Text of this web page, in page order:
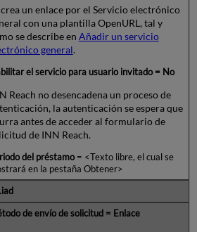
crea un enlace por el Servicio electrónico
con una plantilla OpenURL, tal y
se describe en Añadir un servicio
general.
el servicio para usuario invitado = No
Reach no desencadena un proceso de
la autenticación se espera que
antes de acceder al formulario de
de INN Reach.
del préstamo= <Texto libre, el cual se
en la pestaña Obtener>
de envío de solicitud = Enlace